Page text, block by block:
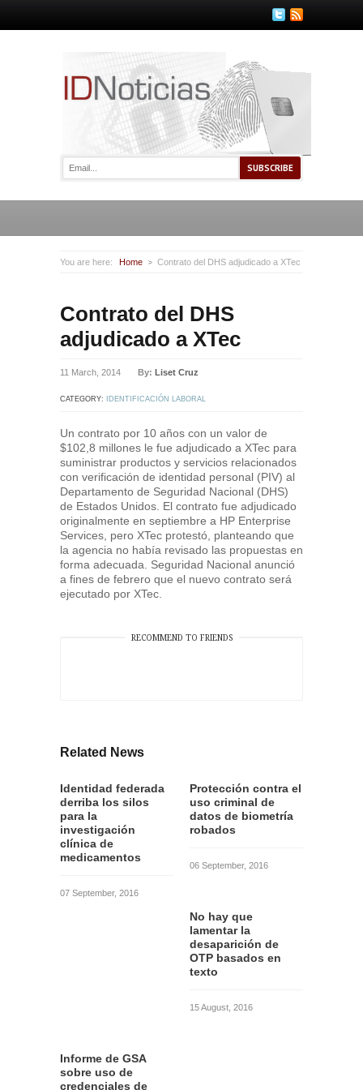
You are here: Home Contrato del DHS adjudicado a XTec
Contrato del DHS
adjudicado a XTec
11 March, 2014 By: Liset Cruz
CATEGORY: IDENTIFICACIÓN LABORAL
Un contrato por 10 años con un valor de
$102,8 millones le fue adjudicado a XTec para
suministrar productos y servicios relacionados
con verificación de identidad personal (PIV) al
Departamento de Seguridad Nacional (DHS)
de Estados Unidos. El contrato fue adjudicado
originalmente en septiembre a HP Enterprise
Services, pero XTec protestó, planteando que
la agencia no había revisado las propuestas en
forma adecuada. Seguridad Nacional anunció
a fines de febrero que el nuevo contrato será
ejecutado por XTec.
RECOMMEND TO FRIENDS
Related News
Identidad federada
derriba los silos
para la
investigación
clínica de
medicamentos
07 September, 2016
Protección contra el
uso criminal de
datos de biometría
robados
06 September, 2016
No hay que
lamentar la
desaparición de
OTP basados en
texto
15 August, 2016
Informe de GSA
sobre uso de
credenciales de